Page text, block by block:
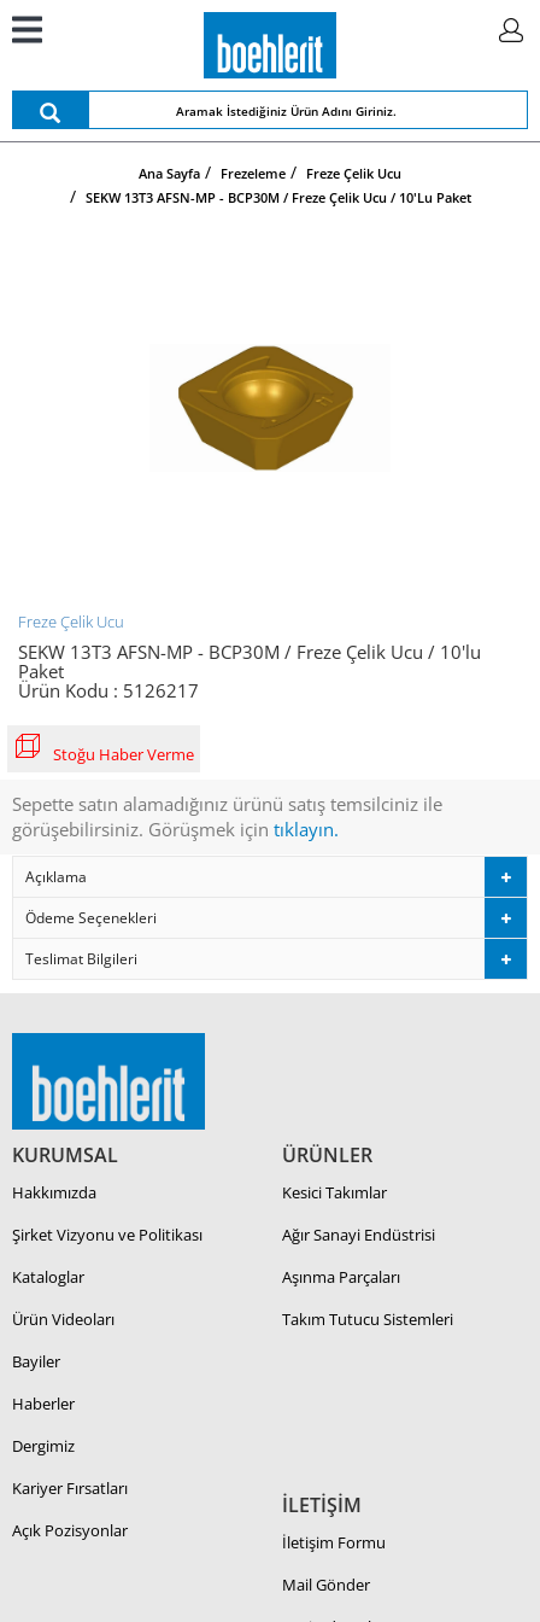
Ana Sayfa Frezeleme
Freze Çelik Ucu
SEKW 13T3 AFSN-MP - BCP30M / Freze Çelik Ucu / 10'lu Paket
Freze Çelik Ucu
SEKW 13T3 AFSN-MP - BCP30M / Freze Çelik Ucu / 10'lu
Paket
Ürün Kodu : 5126217
Stoğu Haber Verme
Sepette satın alamadığınız ürünü satış temsilciniz ile
görüşebilirsiniz. Görüşmek için tıklayın.
Açıklama
Ödeme Seçenekleri
Teslimat Bilgileri
KURUMSAL
Hakkımızda
Şirket Vizyonu ve Politikası
Kataloglar
Ürün Videoları
Bayiler
Haberler
Dergimiz
Kariyer Fırsatları
Açık Pozisyonlar
ÜRÜNLER
Kesici Takımlar
Ağır Sanayi Endüstrisi
Aşınma Parçaları
Takım Tutucu Sistemleri
İLETİŞİM
İletişim Formu
Mail Gönder